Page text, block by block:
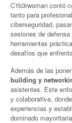
C1b3rwoman contó
tanto para
ciberseguridad,
sesiones de
herramientas
desafíos que
Además de las
building y
asistentes. Este
y colaborativa,
experiencias y
dominado